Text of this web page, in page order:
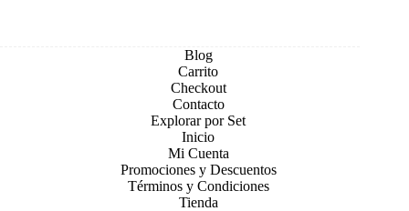
Blog
Carrito
Checkout
Contacto
Explorar por Set
Inicio
Mi Cuenta
Promociones y Descuentos
Términos y Condiciones
Tienda